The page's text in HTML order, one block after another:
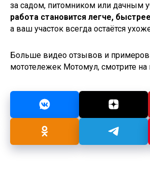
за садом, питомником или дачным
работа становится легче,
а ваш участок всегда остаётся
Больше видео отзывов и примеров
мототележек Мотомул, смотрите на